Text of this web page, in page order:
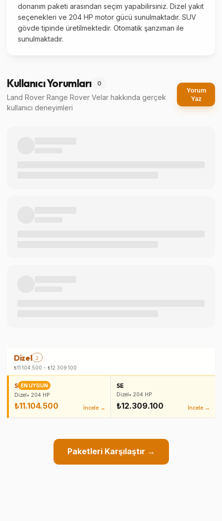
donanım paketi arasından seçim yapabilirsiniz. Dizel yakıt
seçenekleri ve 204 HP motor gücü sunulmaktadır. SUV
gövde tipinde üretilmektedir. Otomatik şanzıman ile
sunulmaktadır.
Kullanıcı Yorumları 0
Land Rover Range Rover Velar hakkında gerçek
kullanıcı deneyimleri
Yorum
Yaz
Dizel 2
₺11.104.500 - ₺12.309.100
S EN UYGUN
Dizel• 204 HP
₺11.104.500 İncele →
SE
Dizel • 204 HP
₺12.309.100 İncele →
Paketleri Karşılaştır →